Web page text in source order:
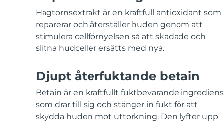
Hagtornsextrakt är en kraftfull antioxidant som
reparerar och återställer huden genom att
stimulera cellförnyelsen så att skadade och
slitna hudceller ersätts med nya.
Djupt återfuktande betain
Betain är en kraftfullt fuktbevarande ingrediens
som drar till sig och stänger in fukt för att
skydda huden mot uttorkning. Den lyfter upp
All acne treatment devices
All revitalizing eye massagers
KIWI™-hudvård
Advanced pore care essentials
Serum
For healthy hair
issa™ Teeth Whitening Gel
18% PAP
Kosmetika
Man
Handla allt